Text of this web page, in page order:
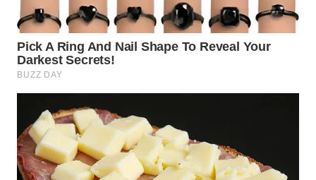
WAHANANEWS
NET
SPORT
WAHANA
UMKM